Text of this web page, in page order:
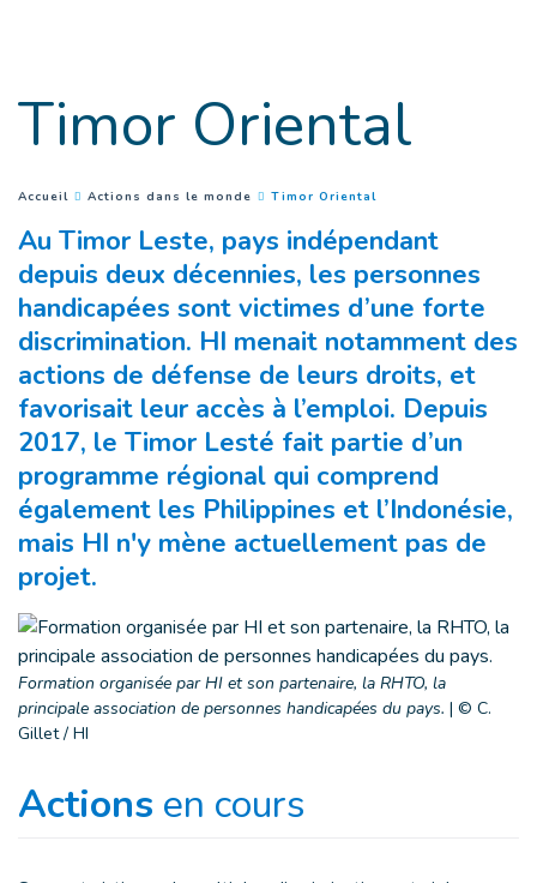
Timor Oriental
You are here :
Accueil Actions dans le monde Timor Oriental(
Au Timor Leste, pays indépendant
depuis deux décennies, les personnes
handicapées sont victimes d’une forte
discrimination. HI menait notamment des
actions de défense de leurs droits, et
favorisait leur accès à l’emploi. Depuis
2017, le Timor Lesté fait partie d’un
programme régional qui comprend
également les Philippines et l’Indonésie,
mais HI n'y mène actuellement pas de
projet.
Formation organisée par HI et son partenaire, la RHTO, la
principale association de personnes handicapées du pays. | © C.
Gillet / HI
Actions en cours